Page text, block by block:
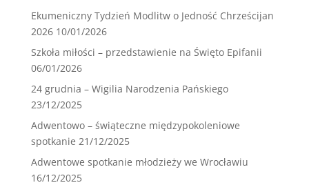
Ekumeniczny Tydzień Modlitw o Jedność Chrześcijan
2026 10/01/2026
Szkoła miłości – przedstawienie na Święto Epifanii
06/01/2026
24 grudnia – Wigilia Narodzenia Pańskiego
23/12/2025
Adwentowo – świąteczne międzypokoleniowe
spotkanie 21/12/2025
Adwentowe spotkanie młodzieży we Wrocławiu
16/12/2025